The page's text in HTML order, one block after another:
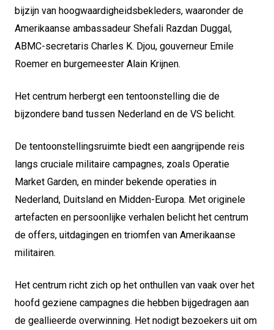
bijzijn van hoogwaardigheidsbekleders, waaronder de
Amerikaanse ambassadeur Shefali Razdan Duggal,
ABMC-secretaris Charles K. Djou, gouverneur Emile
Roemer en burgemeester Alain Krijnen.
Het centrum herbergt een tentoonstelling die de
bijzondere band tussen Nederland en de VS belicht.
De tentoonstellingsruimte biedt een aangrijpende reis
langs cruciale militaire campagnes, zoals Operatie
Market Garden, en minder bekende operaties in
Nederland, Duitsland en Midden-Europa. Met originele
artefacten en persoonlijke verhalen belicht het centrum
de offers, uitdagingen en triomfen van Amerikaanse
militairen.
Het centrum richt zich op het onthullen van vaak over het
hoofd geziene campagnes die hebben bijgedragen aan
de geallieerde overwinning. Het nodigt bezoekers uit om